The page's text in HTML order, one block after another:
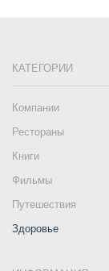
КАТЕГОРИИ
Компании
Рестораны
Книги
Фильмы
Путешествия
Здоровье